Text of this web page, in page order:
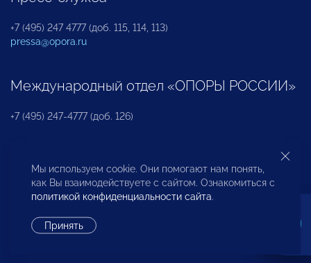
+7 (495) 247 4777 (доб. 115, 114, 113)
pressa@opora.ru
Международный отдел «ОПОРЫ РОССИИ»
+7 (495) 247-4777 (доб. 126)
Бюро по защите прав предпринимателей и
инвесторов
Мы используем cookie. Они помогают нам понять,
как Вы взаимодействуете с сайтом. Ознакомиться с
политикой конфиденциальности сайта.
Принять